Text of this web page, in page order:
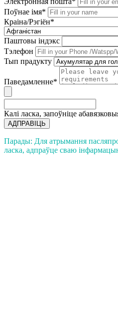
Поўнае імя*
Краіна/Рэгіён*
Паштовы індэкс
Тэлефон
Тып прадукту
Паведамленне*
Калі ласка, запоўніце
АДПРАВІЦЬ
Парады: Для атрымання
ласка, адпраўце сваю